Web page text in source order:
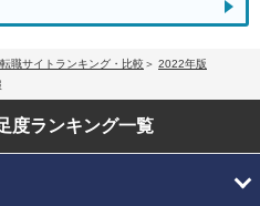
職サイトランキング・比較
2022年版
度ランキング一覧